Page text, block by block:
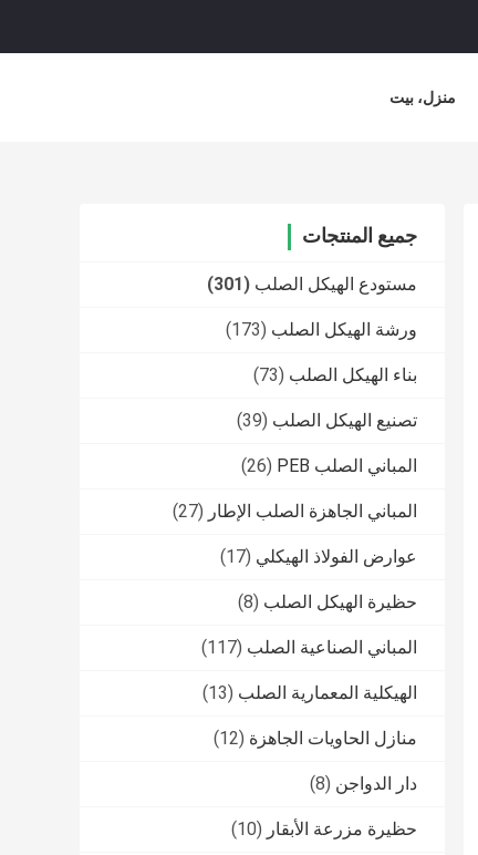
منزل، بيت
جميع المنتجات
مستودع الهيكل الصلب (301)
ورشة الهيكل الصلب (173)
بناء الهيكل الصلب (73)
تصنيع الهيكل الصلب (39)
المباني الصلب PEB (26)
المباني الجاهزة الصلب الإطار (27)
عوارض الفولاذ الهيكلي (17)
حظيرة الهيكل الصلب (8)
المباني الصناعية الصلب (117)
الهيكلية المعمارية الصلب (13)
منازل الحاويات الجاهزة (12)
دار الدواجن (8)
حظيرة مزرعة الأبقار (10)